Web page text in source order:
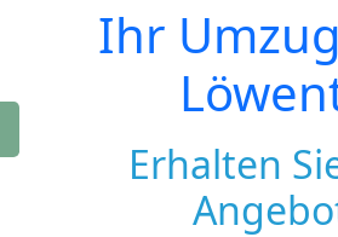
Ihr
Erhalten